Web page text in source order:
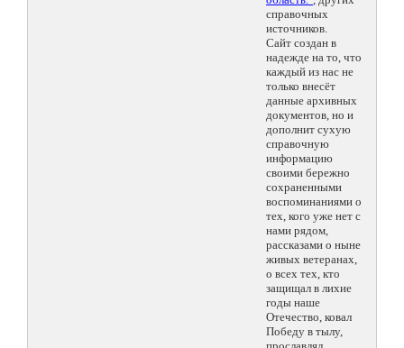
справочных
источников.
Сайт создан в
надежде на то, что
каждый из нас не
только внесёт
данные архивных
документов, но и
дополнит сухую
справочную
информацию
своими бережно
сохраненными
воспоминаниями о
тех, кого уже нет с
нами рядом,
рассказами о ныне
живых ветеранах,
о всех тех, кто
защищал в лихие
годы наше
Отечество, ковал
Победу в тылу,